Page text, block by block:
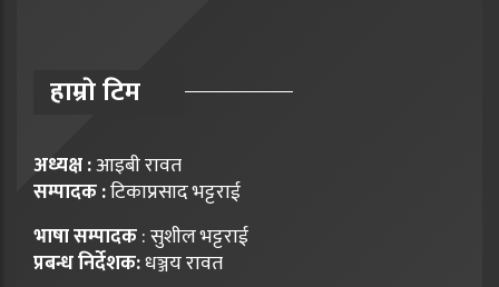
हाम्राे टिम
अध्यक्ष :आइबी रावत
सम्पादक :टिकाप्रसाद भट्टराई
भाषा सम्पादक: सुशील भट्टराई
प्रबन्ध निर्देशक:धञ्जय रावत